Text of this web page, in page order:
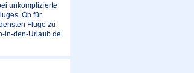
unkomplizierte
Ob für
Flüge zu
in-den-Urlaub.de